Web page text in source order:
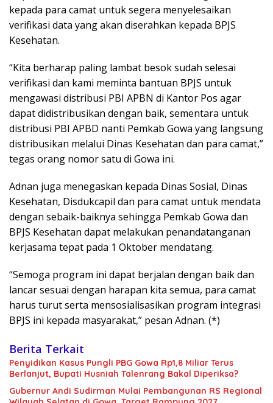
kepada para camat untuk segera menyelesaikan
verifikasi data yang akan diserahkan kepada BPJS
Kesehatan.
“Kita berharap paling lambat besok sudah selesai
verifikasi dan kami meminta bantuan BPJS untuk
mengawasi distribusi PBI APBN di Kantor Pos agar
dapat didistribusikan dengan baik, sementara untuk
distribusi PBI APBD nanti Pemkab Gowa yang langsung
distribusikan melalui Dinas Kesehatan dan para camat,”
tegas orang nomor satu di Gowa ini.
Adnan juga menegaskan kepada Dinas Sosial, Dinas
Kesehatan, Disdukcapil dan para camat untuk mendata
dengan sebaik-baiknya sehingga Pemkab Gowa dan
BPJS Kesehatan dapat melakukan penandatanganan
kerjasama tepat pada 1 Oktober mendatang.
“Semoga program ini dapat berjalan dengan baik dan
lancar sesuai dengan harapan kita semua, para camat
harus turut serta mensosialisasikan program integrasi
BPJS ini kepada masyarakat,” pesan Adnan. (*)
Berita Terkait
Penyidikan Kasus Pungli PBG Gowa Rp1,8 Miliar Terus
Berlanjut, Bupati Husniah Talenrang Bakal Diperiksa?
Gubernur Andi Sudirman Mulai Pembangunan RS Regional